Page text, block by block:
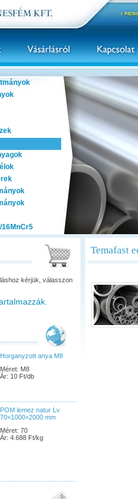
kérjük, válasszon
Horganyzott anya M8
Méret: M8
Ár: 10 Ft/db
POM lemez natur Lv
70×1000×2000 mm
Méret: 70
Ár: 4.688 Ft/kg
Temafast